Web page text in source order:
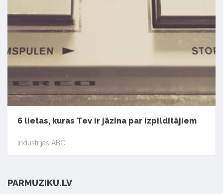
6 lietas, kuras Tev ir jāzina par izpildītājiem
Industrijas ABC
PARMUZIKU.LV